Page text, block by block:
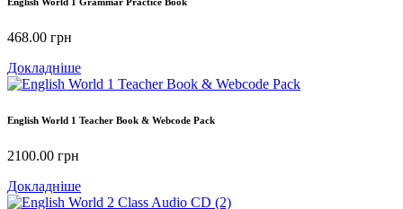
468.00 грн
Докладніше
English World 1 Teacher Book & Webcode Pack
2100.00 грн
Докладніше